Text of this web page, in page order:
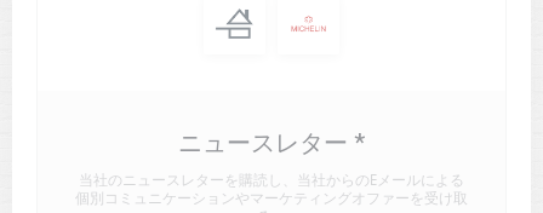
ニュースレター *
当社のニュースレターを購読し、当社からのEメールによる
個別コミュニケーションやマーケティングオファーを受け取